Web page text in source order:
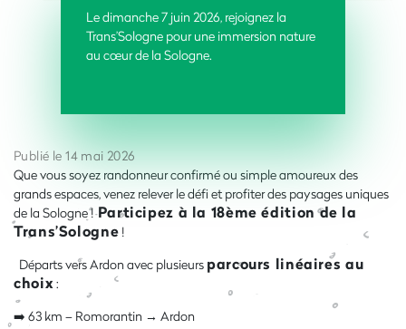
Le dimanche 7 juin 2026, rejoignez la
Trans’Sologne pour une immersion nature
au cœur de la Sologne.
Publié le 14 mai 2026
Que vous soyez randonneur confirmé ou simple amoureux des
grands espaces, venez relever le défi et profiter des paysages uniques
de la Sologne !Participez à la 18ème édition de la
Trans’Sologne !
Départs vers Ardon avec plusieurs parcours linéaires au
choix:
➡️ 63 km – Romorantin → Ardon